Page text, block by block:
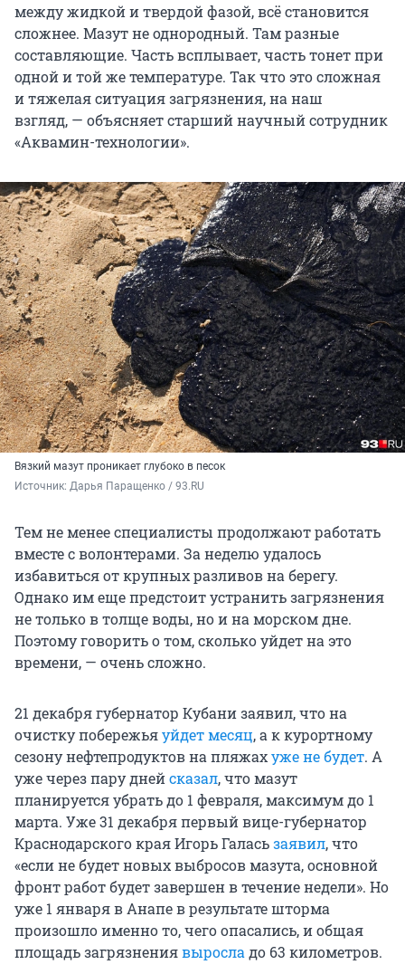
между жидкой и твердой фазой, всё становится
сложнее. Мазут не однородный. Там разные
составляющие. Часть всплывает, часть тонет при
одной и той же температуре. Так что это сложная
и тяжелая ситуация загрязнения, на наш
взгляд, — объясняет старший научный сотрудник
«Аквамин-технологии».
Вязкий мазут проникает глубоко в песок
Источник: Дарья Паращенко / 93.RU
Тем не менее специалисты продолжают работать
вместе с волонтерами. За неделю удалось
избавиться от крупных разливов на берегу.
Однако им еще предстоит устранить загрязнения
не только в толще воды, но и на морском дне.
Поэтому говорить о том, сколько уйдет на это
времени, — очень сложно.
21 декабря губернатор Кубани заявил, что на
очистку побережьяуйдет месяц, а к курортному
сезону нефтепродуктов на пляжахуже не будет. А
уже через пару днейсказал, что мазут
планируется убрать до 1 февраля, максимум до 1
марта. Уже 31 декабря первый вице-губернатор
Краснодарского края Игорь Галасьзаявил, что
«если не будет новых выбросов мазута, основной
фронт работ будет завершен в течение недели». Но
уже 1 января в Анапе в результате шторма
произошло именно то, чего опасались, и общая
площадь загрязнениявыросла до 63 километров.